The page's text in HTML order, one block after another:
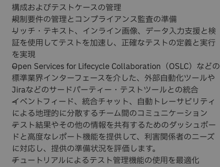
構成およびテストケースの管理
規制要件の管理とコンプライアンス監査の準備
リッチ・テキスト、インライン画像、データ入力支援と検
証を使用してテストを加速し、正確なテストの定義と実行
を実現
Open Services for Lifecycle Collaboration（OSLC）などの
標準業界インターフェースを介した、外部自動化ツールや
Jiraなどのサードパーティー・テストツールとの統合
イベントフィード、統合チャット、自動トレーサビリティ
による地理的に分散するチーム間のコミュニケーション
テスト結果やその他の情報を共有するためのダッシュボー
ドと高度なレポート機能を提供して、利害関係者のニーズ
に対応し、提供の準備状況を評価します。
チュートリアルによるテスト管理機能の使用を最適化